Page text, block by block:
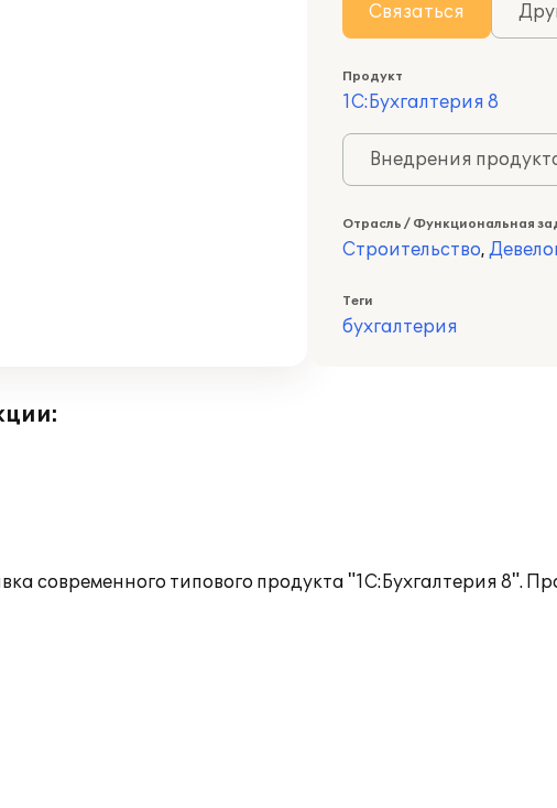
Связаться
Продукт
1С:Бухгалтерия 8
Внедрения
Отрасль / Функциональная
Строительство,
Теги
бухгалтерия
современного типового продукта "1С:Бухгалтерия 8".